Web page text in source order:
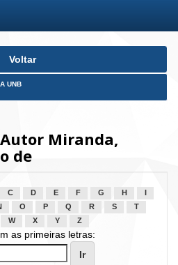
Voltar
UNB
Miranda,
de
C D E F G H
O P Q R S
T
W X Y Z
as primeiras letras: